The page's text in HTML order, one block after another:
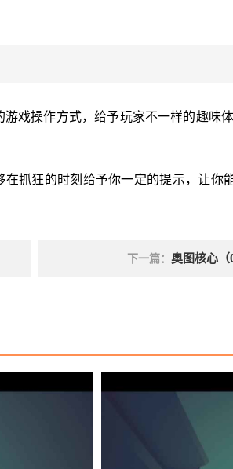
戏操作方式，给予玩家不一样的趣味
抓狂的时刻给予你一定的提示，让你
下一篇： 奥图核心（